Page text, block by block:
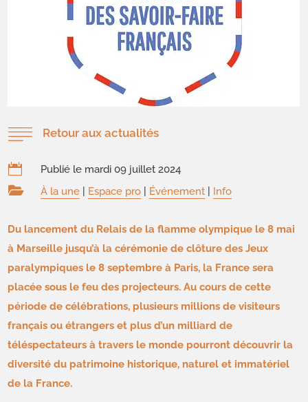
Retour aux actualités
 Publié le mardi 09 juillet 2024
 À la une| Espace pro| Événement| Info
Du lancement du Relais de la flamme olympique le 8 mai
à Marseille jusqu’à la cérémonie de clôture des Jeux
paralympiques le 8 septembre à Paris, la France sera
placée sous le feu des projecteurs. Au cours de cette
période de célébrations, plusieurs millions de visiteurs
français ou étrangers et plus d’un milliard de
téléspectateurs à travers le monde pourront découvrir la
diversité du patrimoine historique, naturel et immatériel
de la France.